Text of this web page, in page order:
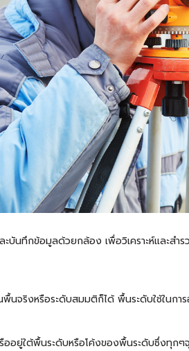
บันทึกข้อมูลด้วยกล้อง เพื่อวิเคราะห์และส
นจริงหรือระดับสมมติก็ได้ พื้นระดับใช้ในกา
อยู่ใต้พื้นระดับหรือโค้งของพื้นระดับซึ่งทุก